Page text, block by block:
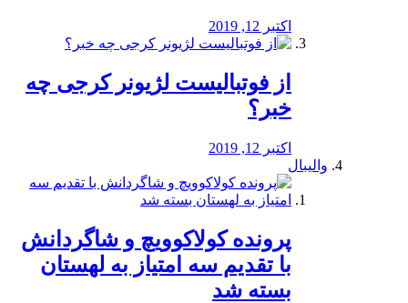
اکتبر 12, 2019
از فوتبالیست لژیونر کرجی چه
خبر؟
اکتبر 12, 2019
والیبال
پرونده کولاکوویچ و شاگردانش
با تقدیم سه امتیاز به لهستان
بسته شد